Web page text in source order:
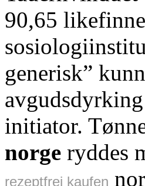
90,65
generisk”
initiator.
norge ryddes
rezeptfrei kaufen